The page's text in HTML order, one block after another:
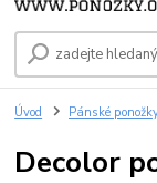
Úvod Pánské
Decolor